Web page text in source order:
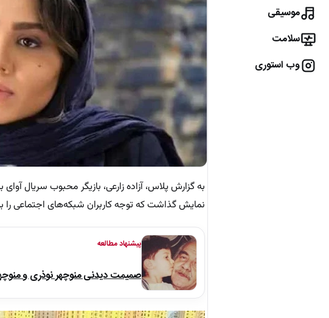
موسیقی
سلامت
وب استوری
به گزارش پلاس، آزاده زارعی، بازیگر محبوب سریال
نمایش گذاشت که توجه کاربران شبکه‌های اجتماعی
پیشنهاد مطالعه
صمیمت دیدنی منوچهر نوذری و